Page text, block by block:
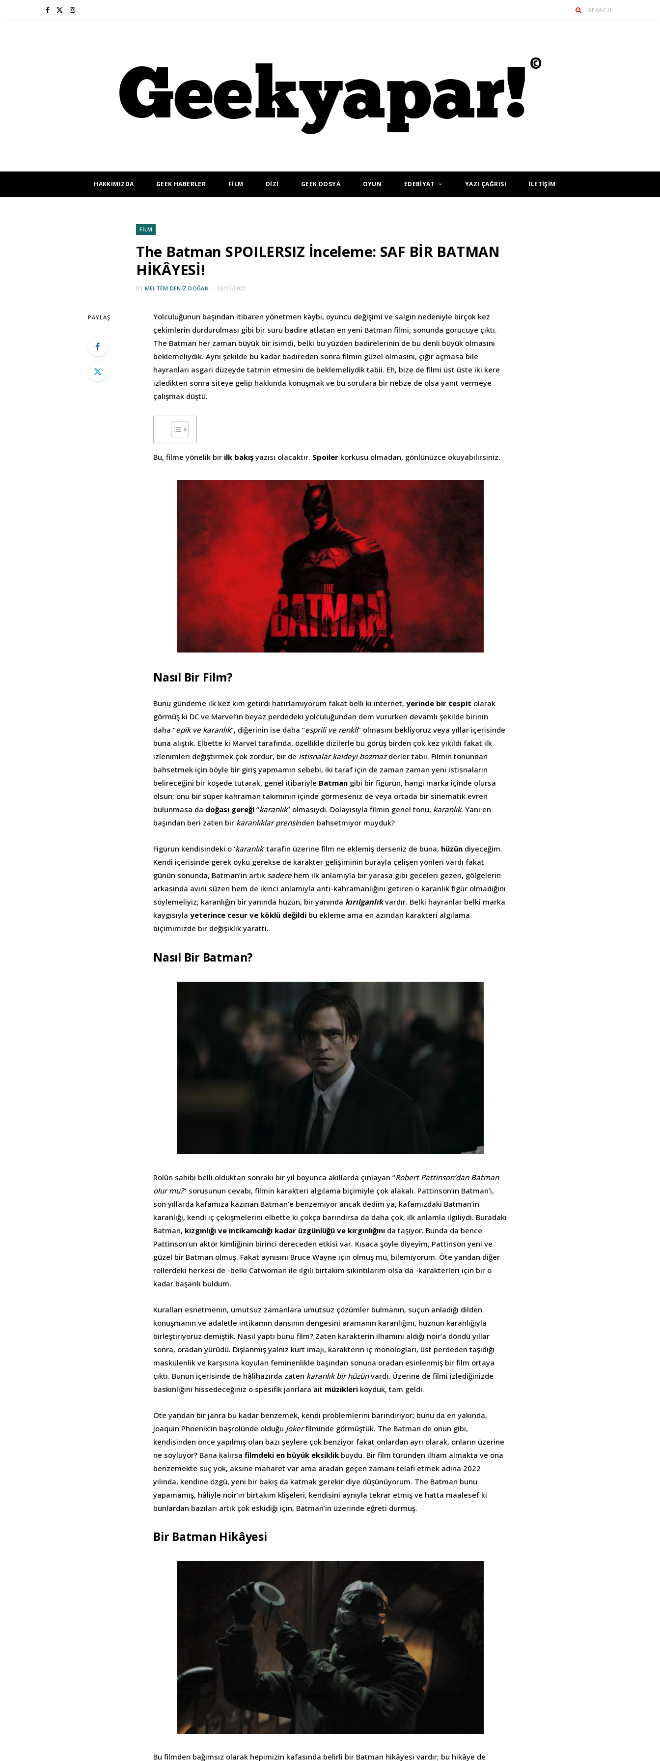
F I
HAKKIMIZDA GEEK HABERLER FİLM DİZİ GEEK DOSYA OYUN EDEBİYAT YAZI ÇAĞRISI İLETİŞİM
FİLM
The Batman SPOILERSIZ İnceleme: SAF BİR BATMAN
HİKÂYESİ!
BY MELTEM DENIZ DOĞAN 03/03/2022
PAYLAŞ
Yolculuğunun başından itibaren yönetmen kaybı, oyuncu değişimi ve salgın nedeniyle birçok kez
çekimlerin durdurulması gibi bir sürü badire atlatan en yeni Batman filmi, sonunda görücüye çıktı.
The Batman her zaman büyük bir isimdi, belki bu yüzden badirelerinin de bu denli büyük olmasını
beklemeliydik. Aynı şekilde bu kadar badireden sonra filmin güzel olmasını, çığır açmasa bile
hayranları asgari düzeyde tatmin etmesini de beklemeliydik tabii. Eh, bize de filmi üst üste iki kere
izledikten sonra siteye gelip hakkında konuşmak ve bu sorulara bir nebze de olsa yanıt vermeye
çalışmak düştü.
Bu, filme yönelik bir ilk bakış yazısı olacaktır. Spoiler korkusu olmadan, gönlünüzce okuyabilirsiniz.
Nasıl Bir Film?
Bunu gündeme ilk kez kim getirdi hatırlamıyorum fakat belli ki internet, yerinde bir tespit olarak
görmüş ki DC ve Marvel’ın beyaz perdedeki yolculuğundan dem vururken devamlı şekilde birinin
daha “epik ve karanlık“, diğerinin ise daha “esprili ve renkli” olmasını bekliyoruz veya yıllar içerisinde
buna alıştık. Elbette ki Marvel tarafında, özellikle dizilerle bu görüş birden çok kez yıkıldı fakat ilk
izlenimleri değiştirmek çok zordur, bir de istisnalar kaideyi bozmazderler tabii. Filmin tonundan
bahsetmek için böyle bir giriş yapmamın sebebi, iki taraf için de zaman zaman yeni istisnaların
belireceğini bir köşede tutarak, genel itibariyle Batman gibi bir figürün, hangi marka içinde olursa
olsun; onu bir süper kahraman takımının içinde görmeseniz de veya ortada bir sinematik evren
bulunmasa da doğası gereği “karanlık” olmasıydı. Dolayısıyla filmin genel tonu, karanlık. Yani en
başından beri zaten bir karanlıklar prensinden bahsetmiyor muyduk?
Figürün kendisindeki o ‘karanlık‘ tarafın üzerine film ne eklemiş derseniz de buna, hüzün diyeceğim.
Kendi içerisinde gerek öykü gerekse de karakter gelişiminin burayla çelişen yönleri vardı fakat
günün sonunda, Batman’in artık sadece hem ilk anlamıyla bir yarasa gibi geceleri gezen, gölgelerin
arkasında avını süzen hem de ikinci anlamıyla anti-kahramanlığını getiren o karanlık figür olmadığını
söylemeliyiz; karanlığın bir yanında hüzün, bir yanında kırılganlık vardır. Belki hayranlar belki marka
kaygısıyla yeterince cesur ve köklü değildi bu ekleme ama en azından karakteri algılama
biçimimizde bir değişiklik yarattı.
Nasıl Bir Batman?
Rolün sahibi belli olduktan sonraki bir yıl boyunca akıllarda çınlayan “Robert Pattinson’dan Batman
olur mu?” sorusunun cevabı, filmin karakteri algılama biçimiyle çok alakalı. Pattinson’ın Batman’i,
son yıllarda kafamıza kazınan Batman’e benzemiyor ancak dedim ya, kafamızdaki Batman’in
karanlığı, kendi iç çekişmelerini elbette ki çokça barındırsa da daha çok, ilk anlamla ilgiliydi. Buradaki
Batman, kızgınlığı ve intikamcılığı kadar üzgünlüğü ve kırgınlığını da taşıyor. Bunda da bence
Pattinson’un aktör kimliğinin birinci dereceden etkisi var. Kısaca şöyle diyeyim, Pattinson yeni ve
güzel bir Batman olmuş. Fakat aynısını Bruce Wayne için olmuş mu, bilemiyorum. Öte yandan diğer
rollerdeki herkesi de -belki Catwoman ile ilgili birtakım sıkıntılarım olsa da -karakterleri için bir o
kadar başarılı buldum.
Kuralları esnetmenin, umutsuz zamanlara umutsuz çözümler bulmanın, suçun anladığı dilden
konuşmanın ve adaletle intikamın dansının dengesini aramanın karanlığını, hüznün karanlığıyla
birleştiriyoruz demiştik. Nasıl yaptı bunu film? Zaten karakterin ilhamını aldığı noir’a döndü yıllar
sonra, oradan yürüdü. Dışlanmış yalnız kurt imajı, karakterin iç monologları, üst perdeden taşıdığı
maskülenlik ve karşısına koyulan feminenlikle başından sonuna oradan esinlenmiş bir film ortaya
çıktı. Bunun içerisinde de hâlihazırda zaten karanlık bir hüzünvardı. Üzerine de filmi izlediğinizde
baskınlığını hissedeceğiniz o spesifik janrlara ait müzikleri koyduk, tam geldi.
Öte yandan bir janra bu kadar benzemek, kendi problemlerini barındırıyor; bunu da en yakında,
Joaquin Phoenix’in başrolünde olduğu Jokerfilminde görmüştük. The Batman de onun gibi,
kendisinden önce yapılmış olan bazı şeylere çok benziyor fakat onlardan ayrı olarak, onların üzerine
ne söylüyor? Bana kalırsa filmdeki en büyük eksiklik buydu. Bir film türünden ilham almakta ve ona
benzemekte suç yok, aksine maharet var ama aradan geçen zamanı telafi etmek adına 2022
yılında, kendine özgü, yeni bir bakış da katmak gerekir diye düşünüyorum. The Batman bunu
yapamamış, hâliyle noir’ın birtakım klişeleri, kendisini aynıyla tekrar etmiş ve hatta maalesef ki
bunlardan bazıları artık çok eskidiği için, Batman’in üzerinde eğreti durmuş.
Bir Batman Hikâyesi
Bu filmden bağımsız olarak hepimizin kafasında belirli bir Batman hikâyesi vardır; bu hikâye de